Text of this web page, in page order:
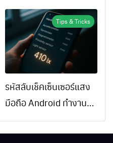
Tips & Tricks
รหัสลับเช็คเซ็นเซอร์แสง
มือถือ Android ทำงาน
ปกติไหม